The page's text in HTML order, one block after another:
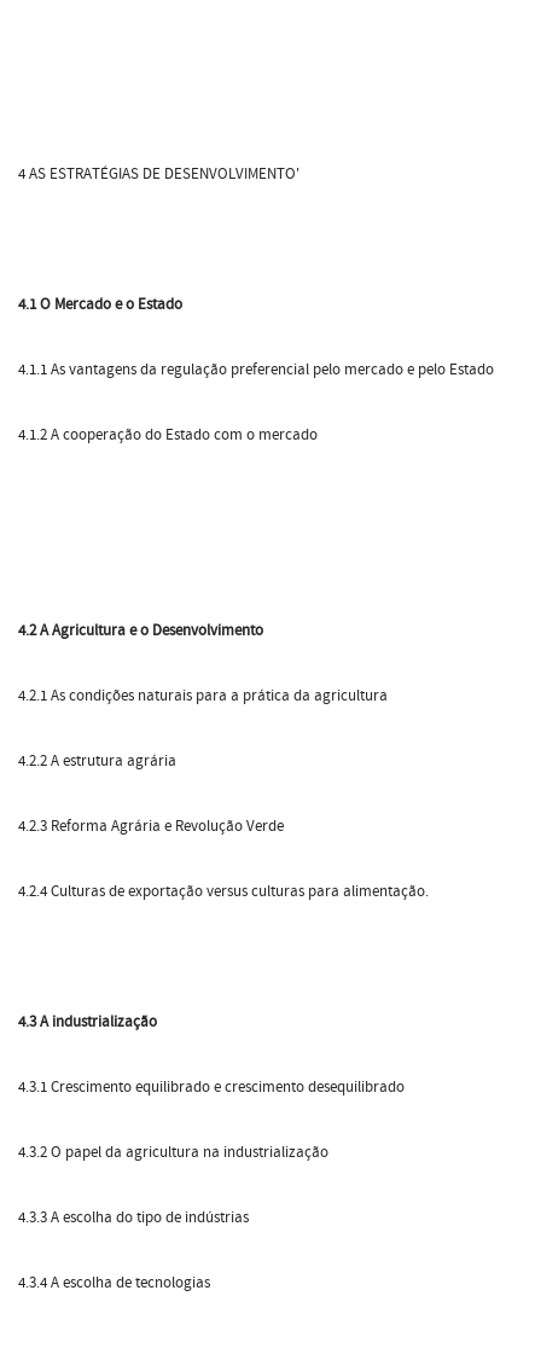
4 AS ESTRATÉGIAS DE DESENVOLVIMENTO'
4.1 O Mercado e o Estado
4.1.1 As vantagens da regulação preferencial pelo mercado e pelo Estado
4.1.2 A cooperação do Estado com o mercado
4.2 A Agricultura e o Desenvolvimento
4.2.1 As condições naturais para a prática da agricultura
4.2.2 A estrutura agrária
4.2.3 Reforma Agrária e Revolução Verde
4.2.4 Culturas de exportação versus culturas para alimentação.
4.3 A industrialização
4.3.1 Crescimento equilibrado e crescimento desequilibrado
4.3.2 O papel da agricultura na industrialização
4.3.3 A escolha do tipo de indústrias
4.3.4 A escolha de tecnologias